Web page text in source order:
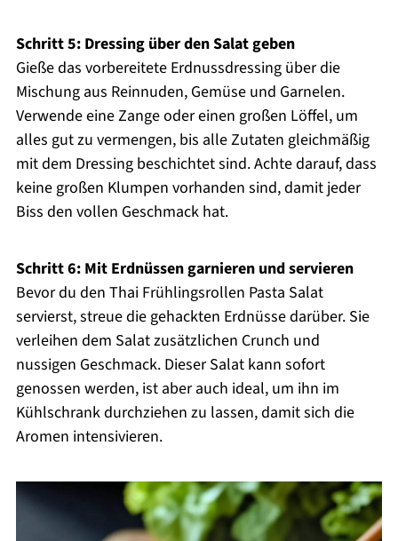
Schritt 5: Dressing über den Salat geben
Gieße das vorbereitete Erdnussdressing über die
Mischung aus Reinnuden, Gemüse und Garnelen.
Verwende eine Zange oder einen großen Löffel, um
alles gut zu vermengen, bis alle Zutaten gleichmäßig
mit dem Dressing beschichtet sind. Achte darauf, dass
keine großen Klumpen vorhanden sind, damit jeder
Biss den vollen Geschmack hat.
Schritt 6: Mit Erdnüssen garnieren und servieren
Bevor du den Thai Frühlingsrollen Pasta Salat
servierst, streue die gehackten Erdnüsse darüber. Sie
verleihen dem Salat zusätzlichen Crunch und
nussigen Geschmack. Dieser Salat kann sofort
genossen werden, ist aber auch ideal, um ihn im
Kühlschrank durchziehen zu lassen, damit sich die
Aromen intensivieren.